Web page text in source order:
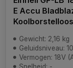
E Accu
Koolborstelloos
Gewicht: 2,16 kg
Geluidsniveau:
Vermogen: 18V (Accu